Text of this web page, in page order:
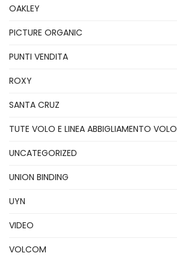
OAKLEY
PICTURE ORGANIC
PUNTI VENDITA
ROXY
SANTA CRUZ
TUTE VOLO E LINEA ABBIGLIAMENTO VOLO
UNCATEGORIZED
UNION BINDING
UYN
VIDEO
VOLCOM